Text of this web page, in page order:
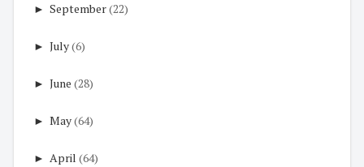
► September(22)
► July(6)
► June (28)
► May(64)
► April (64)